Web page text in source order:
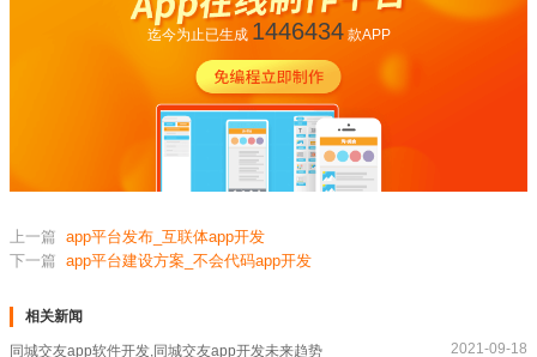
迄今为止已生成 1446434款APP
上一篇 app平台发布_互联体app开发
下一篇 app平台建设方案_不会代码app开发
相关新闻
同城交友app软件开发,同城交友app开发未来趋势 2021-09-18